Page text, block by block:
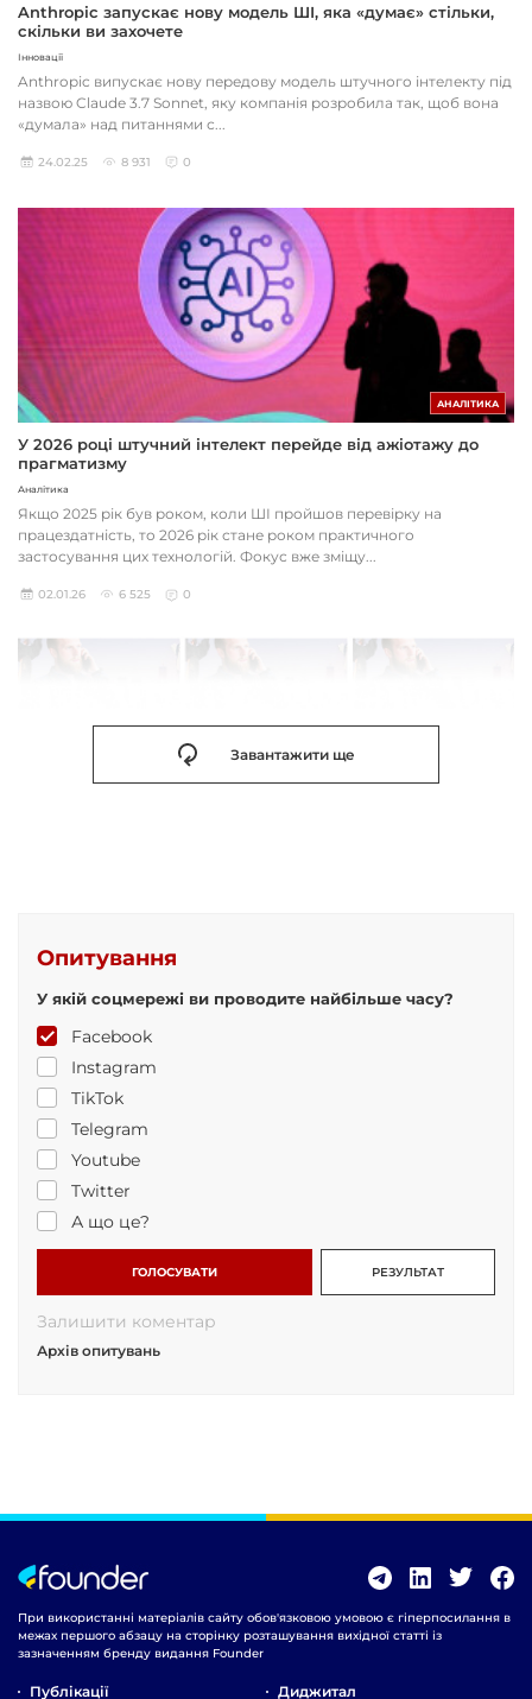
Anthropic запускає нову модель ШІ, яка «думає» стільки,
скільки ви захочете
Інновації
Anthropic випускає нову передову модель штучного інтелекту під
назвою Claude 3.7 Sonnet, яку компанія розробила так, щоб вона
«думала» над питаннями с...
24.02.25 8 931 0
АНАЛІТИКА
У 2026 році штучний інтелект перейде від ажіотажу до
прагматизму
Аналітика
Якщо 2025 рік був роком, коли ШІ пройшов перевірку на
працездатність, то 2026 рік стане роком практичного
застосування цих технологій. Фокус вже зміщу...
02.01.26 6 525 0
Завантажити ще
Опитування
У якій соцмережі ви проводите найбільше часу?
Facebook
Instagram
TikTok
Telegram
Youtube
Twitter
А що це?
ГОЛОСУВАТИ РЕЗУЛЬТАТ
Залишити коментар
Архів опитувань
При використанні матеріалів сайту обов'язковою умовою є гіперпосилання в
межах першого абзацу на сторінку розташування вихідної статті із
зазначенням бренду видання Founder
Публікації Диджитал